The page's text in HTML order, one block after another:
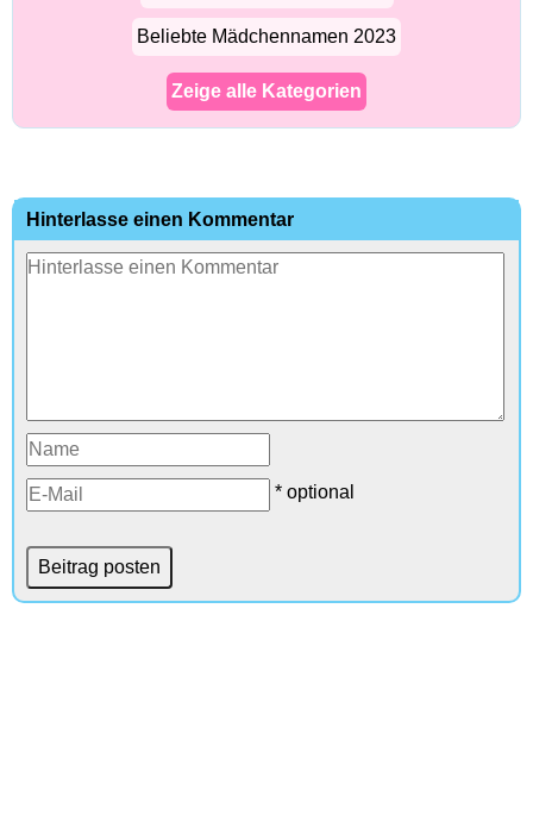
Beliebte Mädchennamen 2023
Zeige alle Kategorien
Hinterlasse einen Kommentar
* optional